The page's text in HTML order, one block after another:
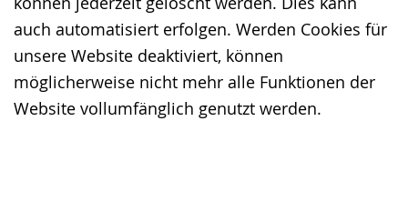
auch automatisiert erfolgen. Werden Cookies für
unsere Website deaktiviert, können
möglicherweise nicht mehr alle Funktionen der
Website vollumfänglich genutzt werden.